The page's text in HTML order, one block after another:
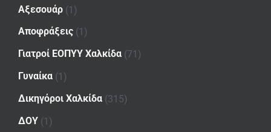
Αξεσουάρ (1)
Αποφράξεις (1)
Γιατροί ΕΟΠΥΥ Χαλκίδα (71)
Γυναίκα (1)
Δικηγόροι Χαλκίδα (315)
ΔΟΥ (1)